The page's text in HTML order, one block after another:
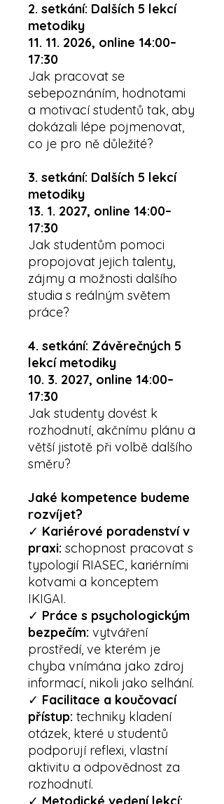
2. setkání: Dalších 5 lekcí
metodiky
11. 11. 2026, online 14:00–
17:30
Jak pracovat se
sebepoznáním, hodnotami
a motivací studentů tak, aby
dokázali lépe pojmenovat,
co je pro ně důležité?
3. setkání: Dalších 5 lekcí
metodiky
13. 1. 2027, online 14:00–
17:30
Jak studentům pomoci
propojovat jejich talenty,
zájmy a možnosti dalšího
studia s reálným světem
práce?
4. setkání: Závěrečných 5
lekcí metodiky
10. 3. 2027, online 14:00–
17:30
Jak studenty dovést k
rozhodnutí, akčnímu plánu a
větší jistotě při volbě dalšího
směru?
Jaké kompetence budeme
rozvíjet?
✓ Kariérové poradenství v
praxi: schopnost pracovat s
typologií RIASEC, kariérními
kotvami a konceptem
IKIGAI.
✓ Práce s psychologickým
bezpečím: vytváření
prostředí, ve kterém je
chyba vnímána jako zdroj
informací, nikoli jako selhání.
✓ Facilitace a koučovací
přístup: techniky kladení
otázek, které u studentů
podporují reflexi, vlastní
aktivitu a odpovědnost za
rozhodnutí.